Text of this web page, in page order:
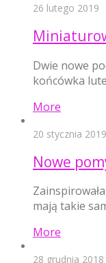
26 lutego 2019
Dwie nowe
końcówka
More
20 stycznia 2019
Nowe
mają takie
More
28 grudnia 2018